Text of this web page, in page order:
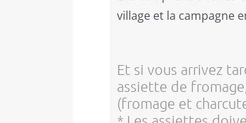
village et la campagne
Et si vous arrivez
assiette de
(fromage et